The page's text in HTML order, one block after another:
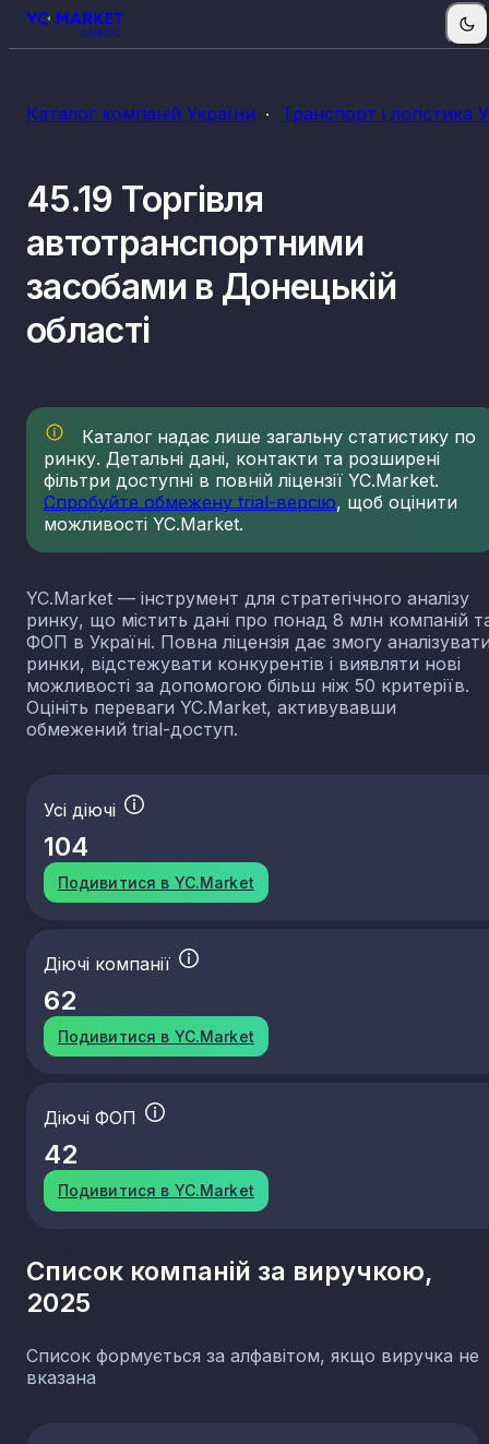
Каталог компаній України Транспорт і логістика
45.19 Торгівля
автотранспортними
засобами в Донецькій
області
Каталог надає лише загальну статистику по
ринку. Детальні дані, контакти та розширені
фільтри доступні в повній ліцензії YC.Market.
Спробуйте обмежену trial-версію, щоб оцінити
можливості YC.Market.
YC.Market — інструмент для стратегічного аналізу
ринку, що містить дані про понад 8 млн компаній
ФОП в Україні. Повна ліцензія дає змогу
ринки, відстежувати конкурентів і виявляти нові
можливості за допомогою більш ніж 50 критеріїв.
Оцініть переваги YC.Market, активувавши
обмежений trial-доступ.
Усі діючі
104
Подивитися в YC.Market
Діючі компанії
62
Подивитися в YC.Market
Діючі ФОП
42
Подивитися в YC.Market
Список компаній за виручкою,
2025
Список формується за алфавітом, якщо виручка не
вказана